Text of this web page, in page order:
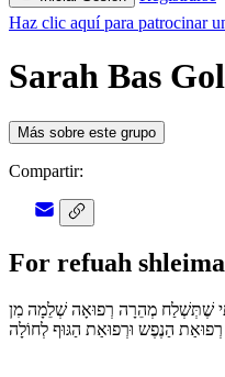
Haz clic aquí para patrocinar
Sarah Bas
Más sobre este grupo
Compartir:
For refuah
שֶׁתְּשְׁלַח מְהֵרָה רְפוּאָה שְׁלֵמָה מִן
הַנֶפֶש וּרְפוּאַת הַגּוּף לְחוֹלָה